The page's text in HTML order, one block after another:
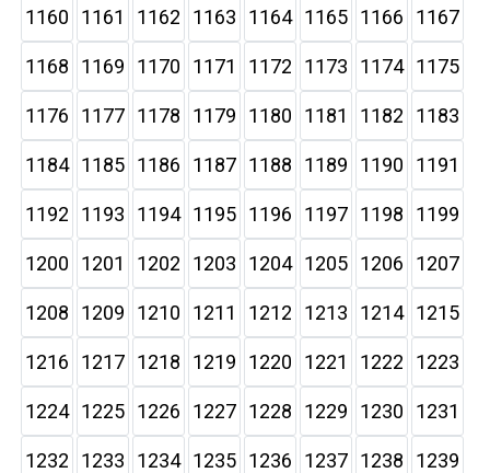
1160 1161 1162 1163 1164 1165 1166 1167
1168 1169 1170 1171 1172 1173 1174 1175
1176 1177 1178 1179 1180 1181 1182 1183
1184 1185 1186 1187 1188 1189 1190 1191
1192 1193 1194 1195 1196 1197 1198 1199
1200 1201 1202 1203 1204 1205 1206 1207
1208 1209 1210 1211 1212 1213 1214 1215
1216 1217 1218 1219 1220 1221 1222 1223
1224 1225 1226 1227 1228 1229 1230 1231
1232 1233 1234 1235 1236 1237 1238 1239